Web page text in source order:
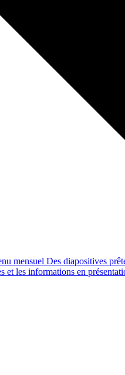
mensuel Des diapositives
et les informations en